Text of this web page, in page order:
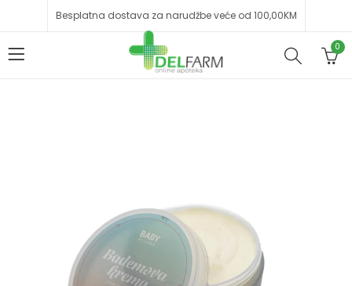
Besplatna dostava za narudžbe veće od 100,00KM
0